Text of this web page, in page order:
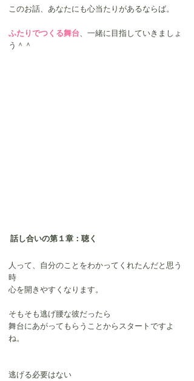
このお話、あなたにも心当たりがあるならば。
ふたりでつくる舞台、一緒に目指していきましょ
う＾＾
話し合いの第１章：聴く
人って、自分のことをわかってくれたんだと思う
時
心を開きやすくなります。
そもそも逃げ腰な彼だったら
舞台にあがってもらうことからスタートですよ
ね。
逃げる必要はない